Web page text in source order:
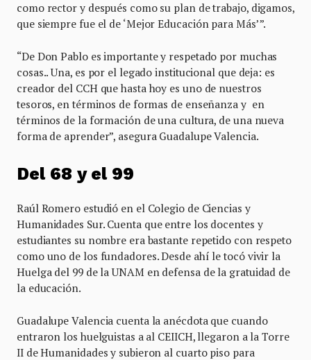
como rector y después como su plan de trabajo, digamos,
que siempre fue el de ‘Mejor Educación para Más’”.
“De Don Pablo es importante y respetado por muchas
cosas.. Una, es por el legado institucional que deja: es
creador del CCH que hasta hoy es uno de nuestros
tesoros, en términos de formas de enseñanza y en
términos de la formación de una cultura, de una nueva
forma de aprender”, asegura Guadalupe Valencia.
Del 68 y el 99
Raúl Romero estudió en el Colegio de Ciencias y
Humanidades Sur. Cuenta que entre los docentes y
estudiantes su nombre era bastante repetido con respeto
como uno de los fundadores. Desde ahí le tocó vivir la
Huelga del 99 de la UNAM en defensa de la gratuidad de
la educación.
Guadalupe Valencia cuenta la anécdota que cuando
entraron los huelguistas a al CEIICH, llegaron a la Torre
II de Humanidades y subieron al cuarto piso para